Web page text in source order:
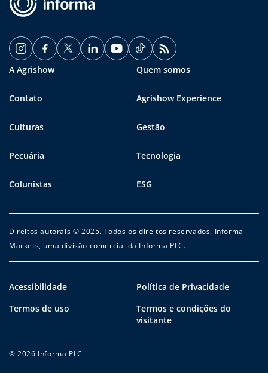
A Agrishow Quem somos
Contato Agrishow Experience
Culturas Gestão
Pecuária Tecnologia
Colunistas ESG
Direitos autorais © 2025. Todos os direitos reservados. Informa
Markets, uma divisão comercial da Informa PLC.
Acessibilidade
Política de Privacidade
Termos de uso
Termos e condições do
visitante
© 2026 Informa PLC